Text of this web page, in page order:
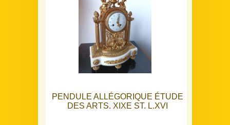
PENDULE ALLÉGORIQUE ÉTUDE
DES ARTS. XIXE ST. L.XVI